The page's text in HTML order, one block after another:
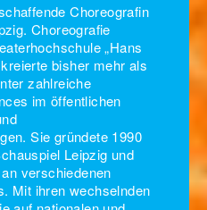
Choreografin
Choreografie
„Hans
bisher mehr als
zahlreiche
im öffentlichen
Sie gründete 1990
Leipzig und
verschiedenen
Mit ihren wechselnden